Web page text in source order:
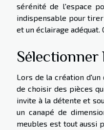
sérénité de l'espace
indispensable pour
et un éclairage
Sélectionner
Lors de la création
de choisir des pièces
invite à la détente et
un canapé de
meubles est tout aussi